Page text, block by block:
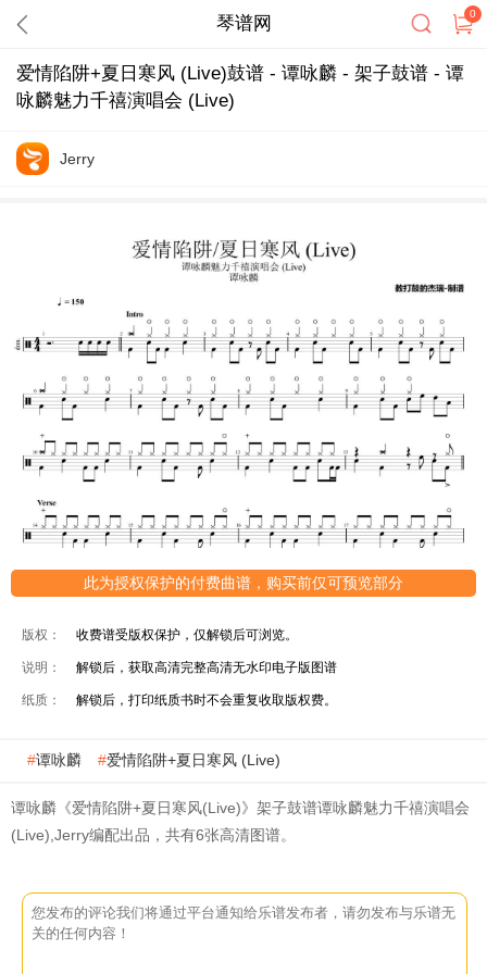
琴谱网 0
爱情陷阱+夏日寒风 (Live)鼓谱 - 谭咏麟 - 架子鼓谱 - 谭
咏麟魅力千禧演唱会 (Live)
Jerry
此为授权保护的付费曲谱，购买前仅可预览部分
版权： 收费谱受版权保护，仅解锁后可浏览。
说明： 解锁后，获取高清完整高清无水印电子版图谱
纸质： 解锁后，打印纸质书时不会重复收取版权费。
谭咏麟 爱情陷阱+夏日寒风 (Live)
谭咏麟《爱情陷阱+夏日寒风(Live)》架子鼓谱谭咏麟魅力千禧演唱会
(Live),Jerry编配出品，共有6张高清图谱。